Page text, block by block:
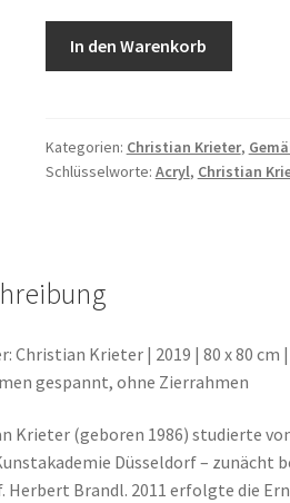
In den Warenkorb
Kategorien: Christian Krieter,
Schlüsselworte: Acryl, Christian
Christian Krieter | 2019 | 80 x 80 cm
gespannt, ohne Zierrahmen
Krieter (geboren 1986) studierte
Düsseldorf – zunächt
Herbert Brandl. 2011 erfolgte die